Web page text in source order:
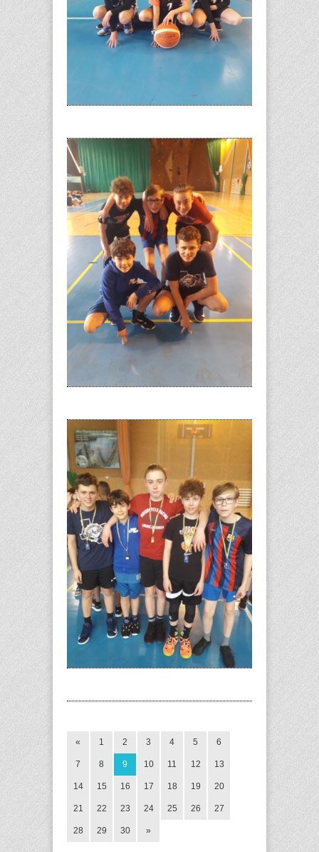
« 1 2 3 4 5 6
7 8 9 10 11 12 13
14 15 16 17 18 19 20
21 22 23 24 25 26 27
28 29 30 »